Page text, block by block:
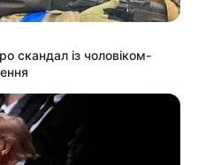
скандал із чоловіком-